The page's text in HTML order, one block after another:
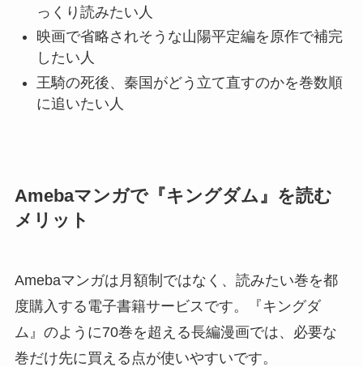
っくり読みたい人
映画で省略されそうな山陽平定編を原作で補完
したい人
王騎の死後、秦国がどう立て直すのかを巻数順
に追いたい人
Amebaマンガで『キングダム』を読む
メリット
Amebaマンガは月額制ではなく、読みたい巻を都
度購入する電子書籍サービスです。『キングダ
ム』のように70巻を超える長編漫画では、必要な
巻だけ先に買える点が使いやすいです。